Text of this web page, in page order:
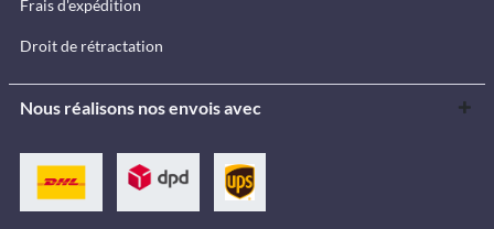
Frais d'expédition
Droit de rétractation
Nous réalisons nos envois avec